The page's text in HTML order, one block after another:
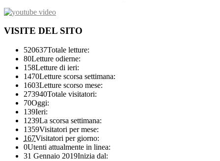
VISITE DEL SITO
520637Totale letture:
80Letture odierne:
158Letture di ieri:
1470Letture scorsa settimana:
1603Letture scorso mese:
273940Totale visitatori:
70Oggi:
139Ieri:
1239La scorsa settimana:
1359Visitatori per mese:
167Visitatori per giorno:
0Utenti attualmente in linea:
31 Gennaio 2019Inizia dal: